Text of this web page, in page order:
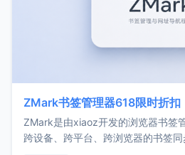
ZMark书签管理器618限时折扣
ZMark是由xiaoz开发的浏览器书签
跨设备、跨平台、跨浏览器的书签